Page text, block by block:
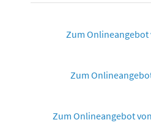
Zum Onlineangebot
Zum
Zum Onlineangebot